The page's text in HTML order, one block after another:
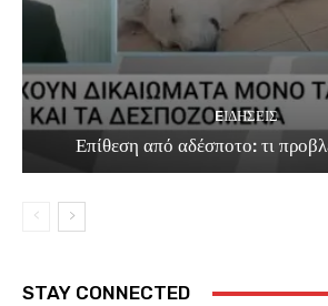
EΙΔΗΣΕΙΣ
Επίθεση από αδέσποτο: τι
STAY CONNECTED